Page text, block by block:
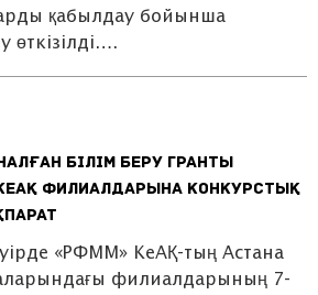
қабылдау бойынша
өткізілді….
білім беру гранты
филиалдарына конкурстық
«РФММ» КеАҚ-тың Астана
филиалдарының 7-